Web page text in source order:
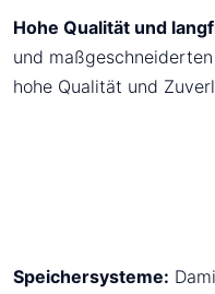
Hohe Qualität und
und
hohe Qualität und
Speichersysteme: